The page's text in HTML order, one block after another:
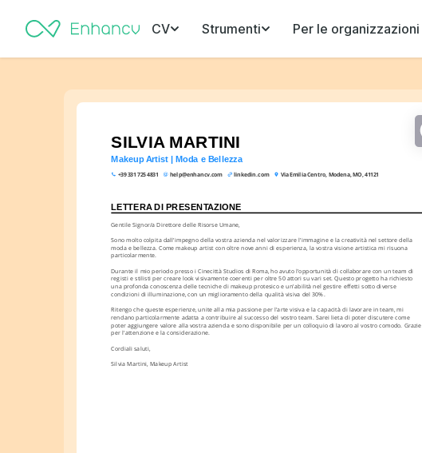
CV Strumenti Per le organizzazioni
SILVIA MARTINI
Makeup Artist | Moda e Bellezza
+39 331 725 4831 help@enhancv.com linkedin.com Via Emilia Centro, Modena, MO, 41121
LETTERA DI PRESENTAZIONE
Gentile Signor/a Direttore delle Risorse Umane,
Sono molto colpita dall'impegno della vostra azienda nel valorizzare l'immagine e la creatività nel settore della
moda e bellezza. Come makeup artist con oltre nove anni di esperienza, la vostra visione artistica mi risuona
particolarmente.
Durante il mio periodo presso i Cinecittà Studios di Roma, ho avuto l'opportunità di collaborare con un team di
registi e stilisti per creare look visivamente coerenti per oltre 50 attori su vari set. Questo progetto ha richiesto
una profonda conoscenza delle tecniche di makeup protesico e un'abilità nel gestire effetti sotto diverse
condizioni di illuminazione, con un miglioramento della qualità visiva del 30%.
Ritengo che queste esperienze, unite alla mia passione per l'arte visiva e la capacità di lavorare in team, mi
rendano particolarmente adatta a contribuire al successo del vostro team. Sarei lieta di poter discutere come
poter aggiungere valore alla vostra azienda e sono disponibile per un colloquio di lavoro al vostro comodo. Grazie
per l'attenzione e la considerazione.
Cordiali saluti,
Silvia Martini, Makeup Artist